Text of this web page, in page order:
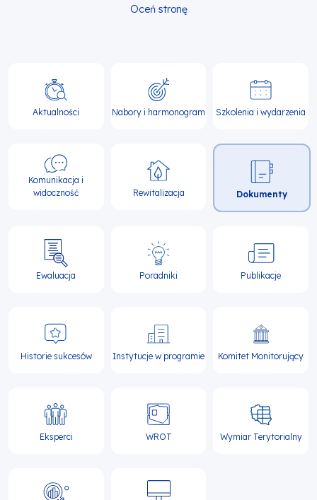
Oceń stronę
Główna
nawigacja
Aktualności Nabory i harmonogram Szkolenia i wydarzenia
Komunikacja i
widoczność
Rewitalizacja Dokumenty
Ewaluacja Poradniki Publikacje
Historie sukcesów Instytucje w programie Komitet Monitorujący
Eksperci WROT Wymiar Terytorialny